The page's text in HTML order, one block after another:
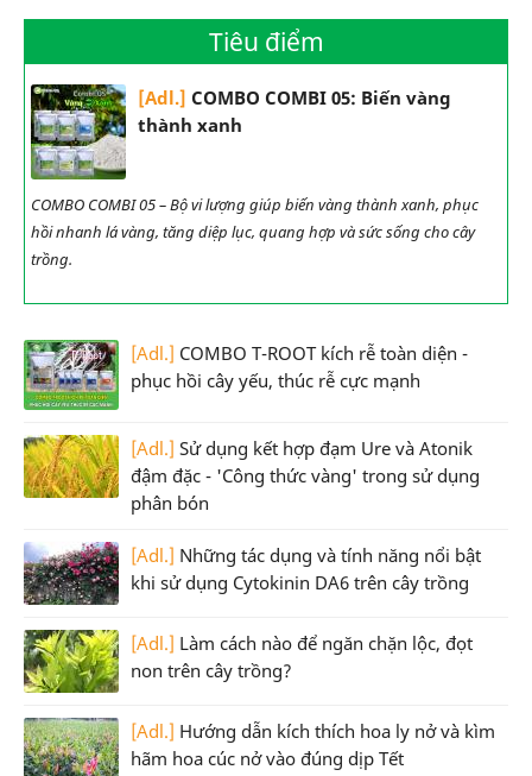
Tiêu điểm
[Adl.] COMBO COMBI 05: Biến vàng
thành xanh
COMBO COMBI 05 – Bộ vi lượng giúp biến vàng thành xanh, phục
hồi nhanh lá vàng, tăng diệp lục, quang hợp và sức sống cho cây
trồng.
[Adl.] COMBO T-ROOT kích rễ toàn diện -
phục hồi cây yếu, thúc rễ cực mạnh
[Adl.] Sử dụng kết hợp đạm Ure và Atonik
đậm đặc - 'Công thức vàng' trong sử dụng
phân bón
[Adl.] Những tác dụng và tính năng nổi bật
khi sử dụng Cytokinin DA6 trên cây trồng
[Adl.] Làm cách nào để ngăn chặn lộc, đọt
non trên cây trồng?
[Adl.] Hướng dẫn kích thích hoa ly nở và kìm
hãm hoa cúc nở vào đúng dịp Tết